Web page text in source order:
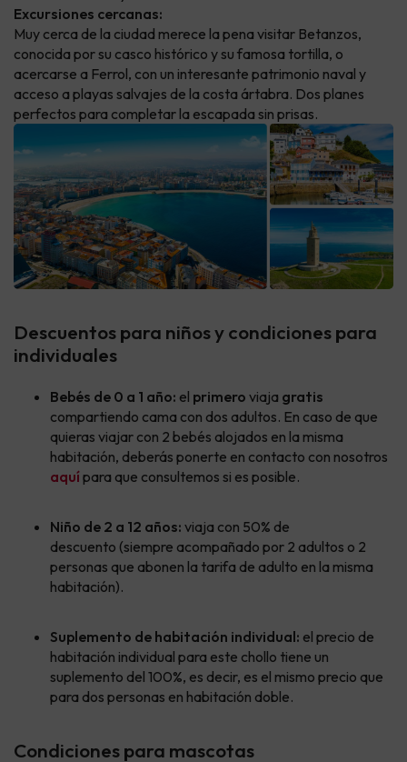
Excursiones cercanas:
Muy cerca de la ciudad merece la pena visitar Betanzos,
conocida por su casco histórico y su famosa tortilla, o
acercarse a Ferrol, con un interesante patrimonio naval y
acceso a playas salvajes de la costa ártabra. Dos planes
perfectos para completar la escapada sin prisas.
Descuentos para niños y condiciones para
individuales
Bebés de 0 a 1 año: el primero viaja gratis
compartiendo cama con dos adultos. En caso de que
quieras viajar con 2 bebés alojados en la misma
habitación, deberás ponerte en contacto con nosotros
aquípara que consultemos si es posible.
Niño de 2 a 12 años: viaja con 50% de
descuento (siempre acompañado por 2 adultos o 2
personas que abonen la tarifa de adulto en la misma
habitación).
Suplemento de habitación individual: el precio de
habitación individual para este chollo tiene un
suplemento del 100%, es decir, es el mismo precio que
para dos personas en habitación doble.
Condiciones para mascotas